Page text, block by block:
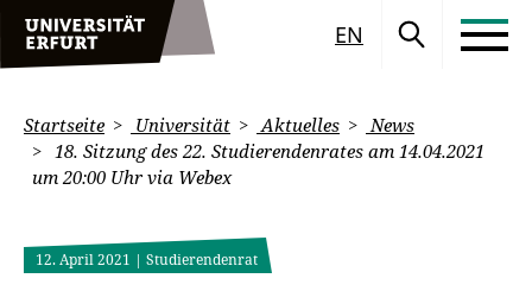
EN
Startseite Universität Aktuelles
News
18. Sitzung des 22. Studierendenrates am 14.04.2021
um 20:00 Uhr via Webex
12. April 2021 | Studierendenrat